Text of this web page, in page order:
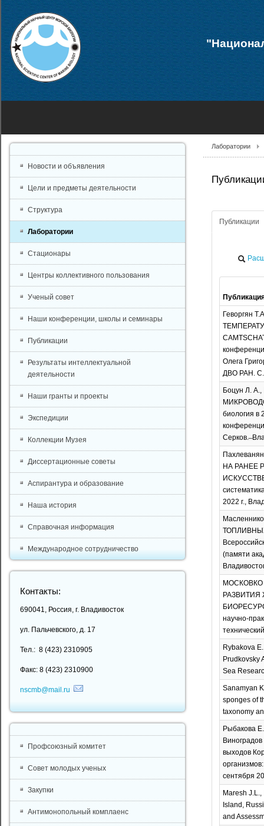
Лаборатории
Публикации
Геворгян
Олега
ДВО РАН.
Боцун Л.
биология в
Серков.
НА РАНЕЕ
2022 г.,
(памяти
МОСКОВКО
РАЗВИТИЯ
научно-
Rybakova
Prudkovsky
Sea
Sanamyan
sponges of
taxonomy
Рыбакова
выходов
сентября
Maresh
Island,
and
Новости и объявления
Цели и предметы деятельности
Структура
Лаборатории
Стационары
Центры коллективного пользования
Ученый совет
Наши конференции, школы и семинары
Публикации
Результаты интеллектуальной
деятельности
Наши гранты и проекты
Экспедиции
Коллекции Музея
Диссертационные советы
Аспирантура и образование
Наша история
Справочная информация
Международное сотрудничество
Контакты:
690041, Россия, г. Владивосток
ул. Пальчевского, д. 17
Тел.: 8 (423) 2310905
Факс: 8 (423) 2310900
nscmb@mail.ru
Профсоюзный комитет
Совет молодых ученых
Закупки
Антимонопольный комплаенс